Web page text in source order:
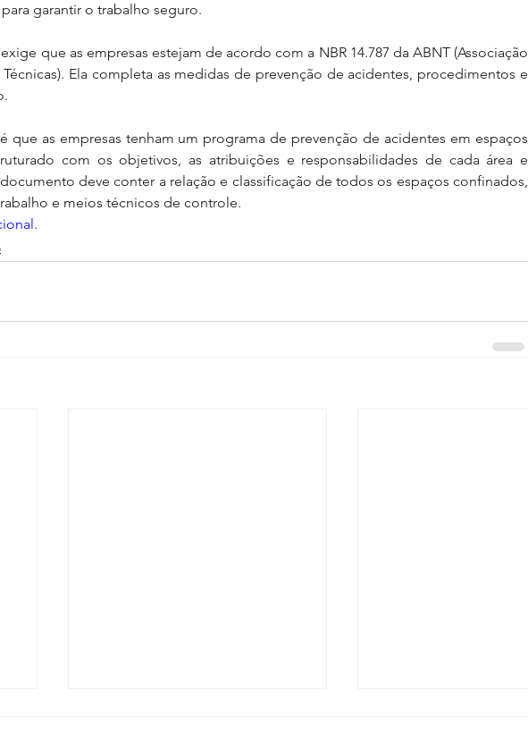
garantir o trabalho seguro.
que as empresas estejam de acordo com a NBR 14.787 da ABNT (Associação
Ela completa as medidas de prevenção de acidentes, procedimentos e
que as empresas tenham um programa de prevenção de acidentes em espaços
com os objetivos, as atribuições e responsabilidades de cada área e
deve conter a relação e classificação de todos os espaços confinados,
e meios técnicos de controle.